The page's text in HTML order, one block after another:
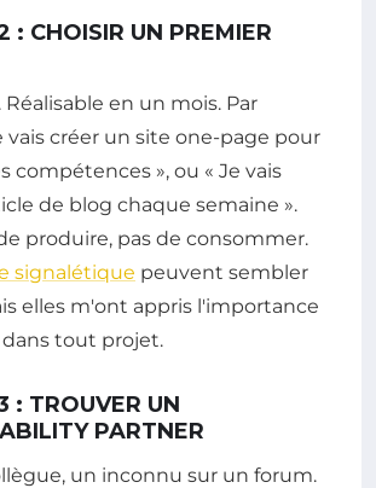
: CHOISIR UN PREMIER
en un mois. Par
vais créer un site one-page pour
compétences », ou « Je vais
de blog chaque semaine ».
produire, pas de consommer.
signalétique peuvent sembler
elles m'ont appris l'importance
tout projet.
: TROUVER UN
PARTNER
un inconnu sur un forum.